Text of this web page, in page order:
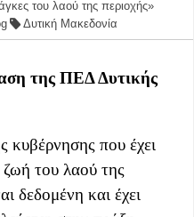
του λαού της περιοχής»
Δυτική Μακεδονία
της ΠΕΔ Δυτικής
κυβέρνησης που έχει
ζωή του λαού της
δεδομένη και έχει